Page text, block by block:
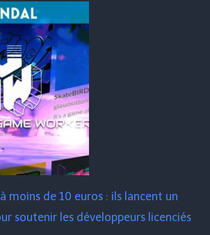
moins de 10 euros : ils lancent un
soutenir les développeurs licenciés